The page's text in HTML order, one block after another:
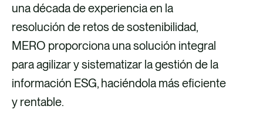
una década de experiencia en la
resolución de retos de sostenibilidad,
MERO proporciona una solución integral
para agilizar y sistematizar la gestión de la
información ESG, haciéndola más eficiente
y rentable.